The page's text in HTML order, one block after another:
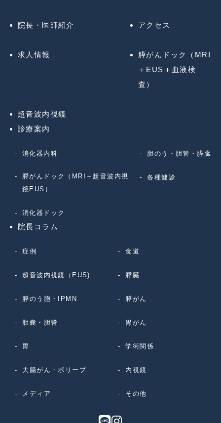
院長・医師紹介 アクセス
求人情報
膵がんドック（MRI
＋EUS＋血液検
査）
超音波内視鏡
診療案内
消化器内科 胆のう・胆管・膵臓
膵がんドック（MRI＋超音波内視
鏡EUS）
各種健診
消化器ドック
院長コラム
症例 食道
超音波内視鏡（EUS) 膵臓
膵のう胞・IPMN 膵がん
胆嚢・胆管 胃がん
胃 学術関係
大腸がん・ポリープ 内視鏡
メディア その他